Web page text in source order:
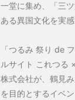
一堂に集め、「三
ある異国文化を実
「つるみ 祭り de
ルサイト これつる
株式会社が、鶴見
を目的とするイベン